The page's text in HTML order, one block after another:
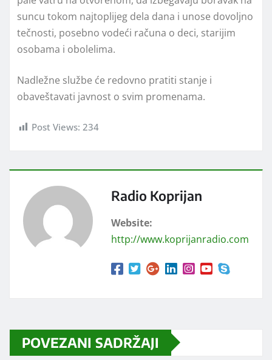
suncu tokom najtoplijeg dela dana i unose dovoljno
tečnosti, posebno vodeći računa o deci, starijim
osobama i obolelima.
Nadležne službe će redovno pratiti stanje i
obaveštavati javnost o svim promenama.
Post Views: 234
Radio Koprijan
Website:
http://www.koprijanradio.com
POVEZANI SADRŽAJI